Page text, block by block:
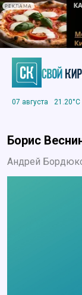
РЕКЛАМА
07 августа 21.20°C
Борис
Андрей